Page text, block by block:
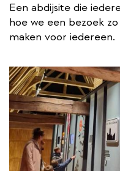
Een abdijsite die
hoe we een bezoek
maken voor iedereen.